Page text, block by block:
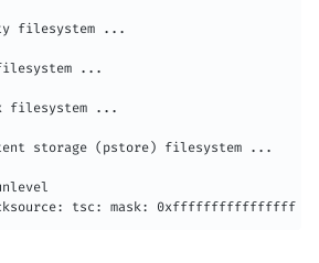
filesystem ...
...
filesystem ...
storage (pstore) filesystem ...
tsc: mask: 0xffffffffffffffff